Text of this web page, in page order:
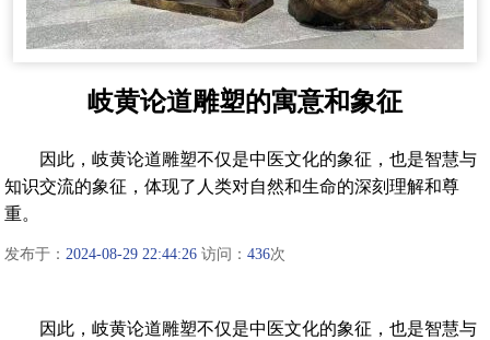
岐黄论道雕塑的寓意和象征
因此，岐黄论道雕塑不仅是中医文化的象征，也是智慧与
知识交流的象征，体现了人类对自然和生命的深刻理解和尊
重。
发布于：2024-08-29 22:44:26 访问：436次
因此，岐黄论道雕塑不仅是中医文化的象征，也是智慧与